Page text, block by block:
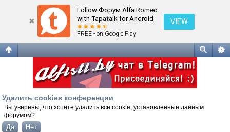
Follow Форум Alfa Romeo
with Tapatalk for Android
FREE - on Google Play
VIEW
Удалить cookies конференции
Удалить cookies конференции
Вы уверены, что хотите удалить все cookie, установленные данным
форумом?